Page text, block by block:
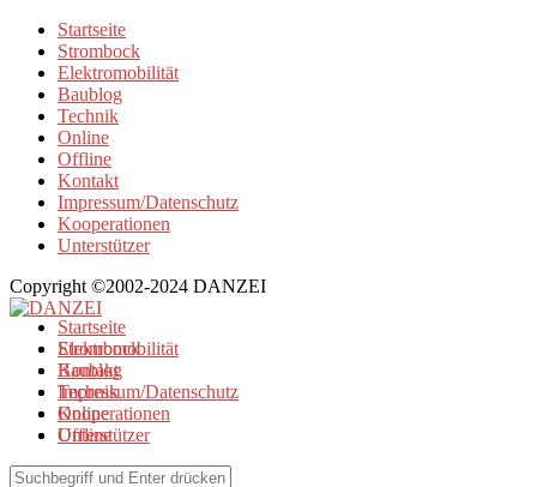
Startseite
Strombock
Elektromobilität
Baublog
Technik
Online
Offline
Kontakt
Impressum/Datenschutz
Kooperationen
Unterstützer
Copyright ©2002-2024 DANZEI
Startseite
Strombock
Kontakt
Impressum/Datenschutz
Kooperationen
Unterstützer
Elektromobilität
Baublog
Technik
Online
Offline
Elektromobilität